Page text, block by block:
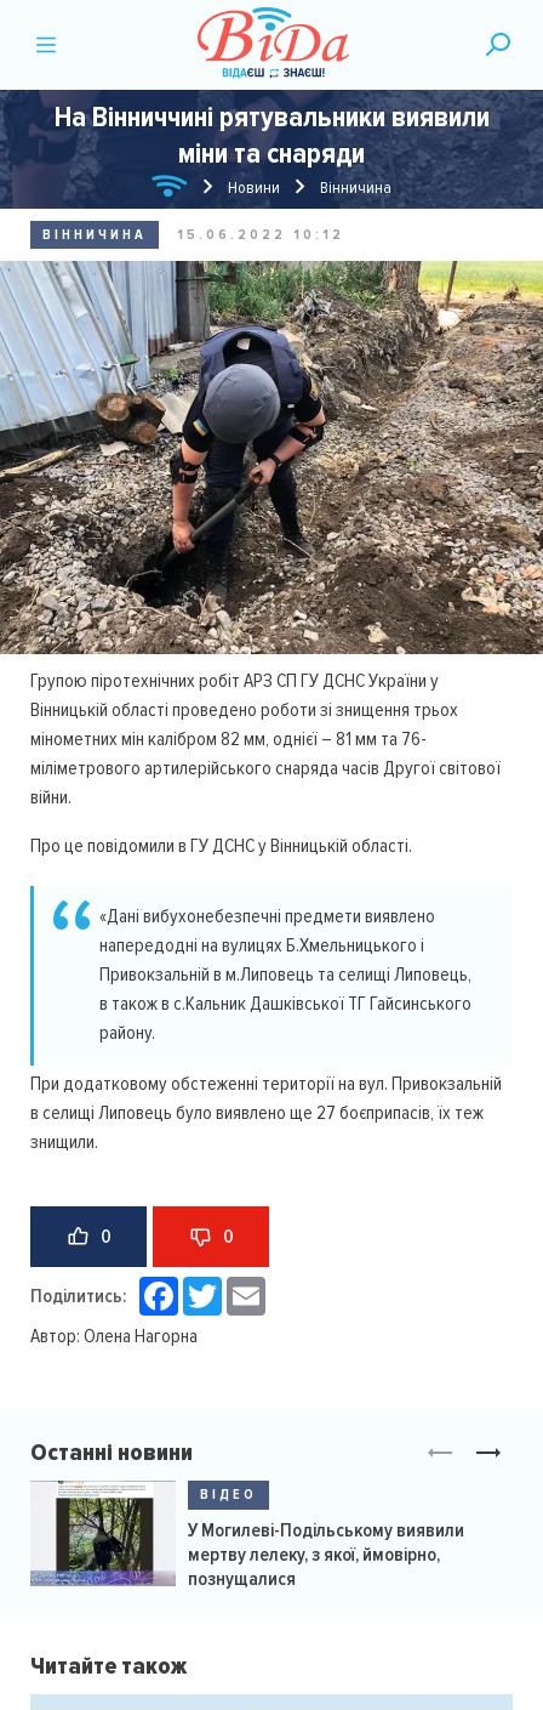
На Вінниччині рятувальники виявили
міни та снаряди
Новини Вінничина
ВІННИЧИНА 15.06.2022 10:12
Групою піротехнічних робіт АРЗ СП ГУ ДСНС України у
Вінницькій області проведено роботи зі знищення трьох
мінометних мін калібром 82 мм, однієї – 81 мм та 76-
міліметрового артилерійського снаряда часів Другої світової
війни.
Про це повідомили в ГУ ДСНС у Вінницькій області.
«Дані вибухонебезпечні предмети виявлено
напередодні на вулицях Б.Хмельницького і
Привокзальній в м.Липовець та селищі Липовець,
в також в с.Кальник Дашківської ТГ Гайсинського
району.
При додатковому обстеженні території на вул. Привокзальній
в селищі Липовець було виявлено ще 27 боєприпасів, їх теж
знищили.
0 0
Поділитись: Facebook
Twitter
Автор: Олена Нагорна
Останні новини
ВІДЕО
У Могилеві-Подільському виявили
мертву лелеку, з якої, ймовірно,
познущалися
Читайте також